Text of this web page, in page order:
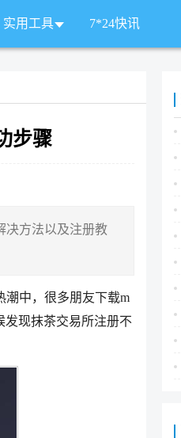
实用工具 7*24快讯
步骤
决方法以及注册教
潮中，很多朋友下载m
发现抹茶交易所注册不